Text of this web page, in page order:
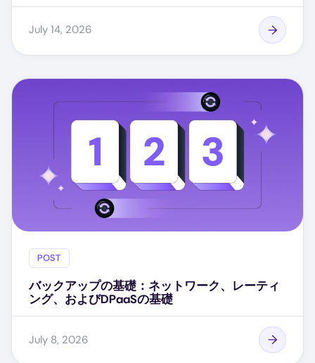
July 14, 2026
POST
バックアップの基礎：ネットワーク、レーティ
ング、およびDPaaSの基礎
July 8, 2026